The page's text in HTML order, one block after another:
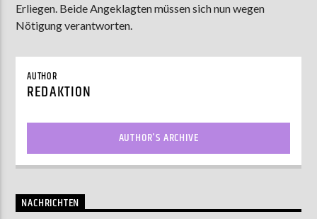
Erliegen. Beide Angeklagten müssen sich nun wegen
Nötigung verantworten.
AUTHOR
REDAKTION
AUTHOR'S ARCHIVE
NACHRICHTEN